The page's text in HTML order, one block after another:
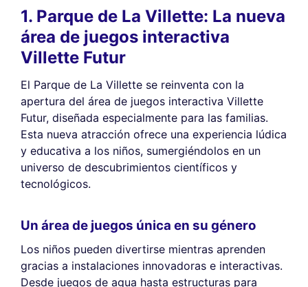
1. Parque de La Villette: La nueva
área de juegos interactiva
Villette Futur
El Parque de La Villette se reinventa con la
apertura del área de juegos interactiva Villette
Futur, diseñada especialmente para las familias.
Esta nueva atracción ofrece una experiencia lúdica
y educativa a los niños, sumergiéndolos en un
universo de descubrimientos científicos y
tecnológicos.
Un área de juegos única en su género
Los niños pueden divertirse mientras aprenden
gracias a instalaciones innovadoras e interactivas.
Desde juegos de agua hasta estructuras para